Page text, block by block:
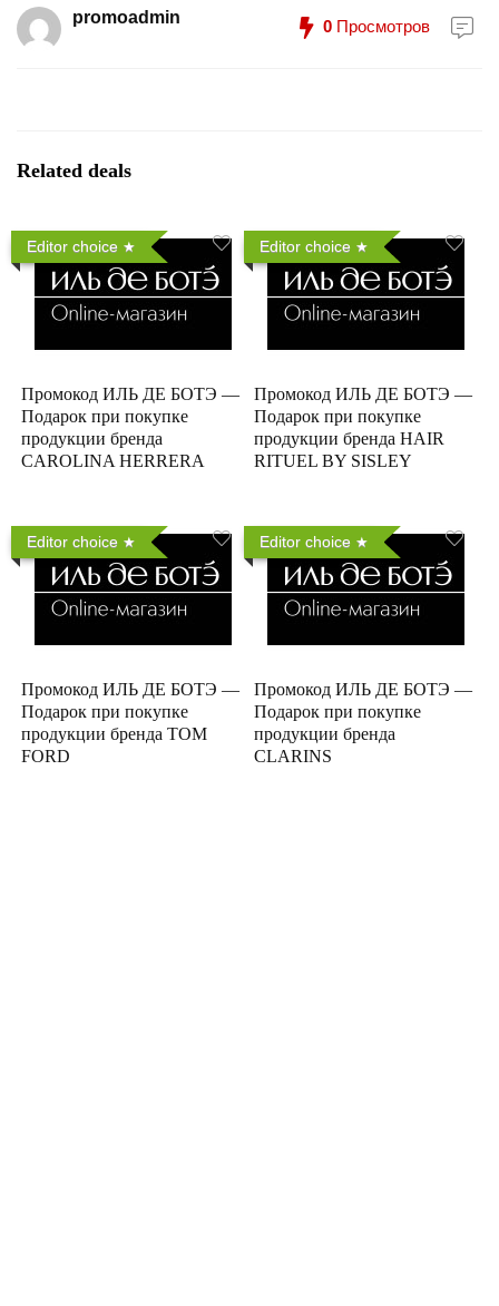
promoadmin 0 Просмотров
Related deals
Editor choice
Промокод ИЛЬ ДЕ БОТЭ —
Подарок при покупке
продукции бренда
CAROLINA HERRERA
Editor choice
Промокод ИЛЬ ДЕ БОТЭ —
Подарок при покупке
продукции бренда HAIR
RITUEL BY SISLEY
Editor choice
Промокод ИЛЬ ДЕ БОТЭ —
Подарок при покупке
продукции бренда TOM
FORD
Editor choice
Промокод ИЛЬ ДЕ БОТЭ —
Подарок при покупке
продукции бренда
CLARINS